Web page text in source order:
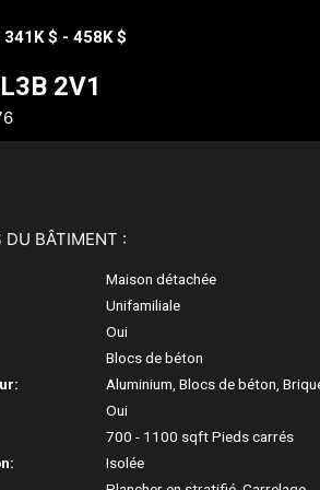
341K $ - 458K $
2V1
DU BÂTIMENT :
Maison détachée
Unifamiliale
Oui
Blocs de béton
Aluminium, Blocs de béton,
Oui
700 - 1100 sqft Pieds carrés
Isolée